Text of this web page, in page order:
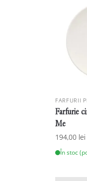
FARFURII
Farfurie
Me
194,00 lei
În stoc